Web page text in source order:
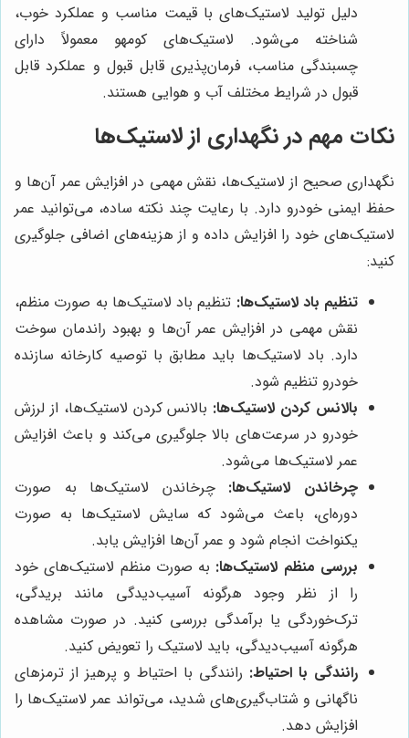
دلیل تولید لاستیک‌های با قیمت مناسب و عملکرد خوب،
شناخته می‌شود. لاستیک‌های کومهو معمولاً دارای
چسبندگی مناسب، فرمان‌پذیری قابل قبول و عملکرد قابل
قبول در شرایط مختلف آب و هوایی هستند.
نکات مهم در نگهداری از لاستیک‌ها
نگهداری صحیح از لاستیک‌ها، نقش مهمی در افزایش عمر آن‌ها و
حفظ ایمنی خودرو دارد. با رعایت چند نکته ساده، می‌توانید عمر
لاستیک‌های خود را افزایش داده و از هزینه‌های اضافی جلوگیری
کنید:
تنظیم باد لاستیک‌ها: تنظیم باد لاستیک‌ها به صورت منظم،
نقش مهمی در افزایش عمر آن‌ها و بهبود راندمان سوخت
دارد. باد لاستیک‌ها باید مطابق با توصیه کارخانه سازنده
خودرو تنظیم شود.
بالانس کردن لاستیک‌ها: بالانس کردن لاستیک‌ها، از لرزش
خودرو در سرعت‌های بالا جلوگیری می‌کند و باعث افزایش
عمر لاستیک‌ها می‌شود.
چرخاندن لاستیک‌ها: چرخاندن لاستیک‌ها به صورت
دوره‌ای، باعث می‌شود که سایش لاستیک‌ها به صورت
یکنواخت انجام شود و عمر آن‌ها افزایش یابد.
بررسی منظم لاستیک‌ها: به صورت منظم لاستیک‌های خود
را از نظر وجود هرگونه آسیب‌دیدگی مانند بریدگی،
ترک‌خوردگی یا برآمدگی بررسی کنید. در صورت مشاهده
هرگونه آسیب‌دیدگی، باید لاستیک را تعویض کنید.
رانندگی با احتیاط: رانندگی با احتیاط و پرهیز از ترمزهای
ناگهانی و شتاب‌گیری‌های شدید، می‌تواند عمر لاستیک‌ها را
افزایش دهد.